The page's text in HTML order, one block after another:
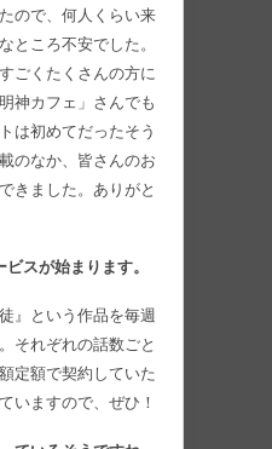
ので、何人くらい来
ところ不安でした。
ごくたくさんの方に
神カフェ」さんでも
は初めてだったそう
のなか、皆さんのお
きました。ありがと
スが始まります。
』という作品を毎週
それぞれの話数ごと
定額で契約していた
いますので、ぜひ！